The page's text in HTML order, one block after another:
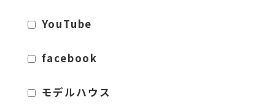
YouTube
facebook
モデルハウス